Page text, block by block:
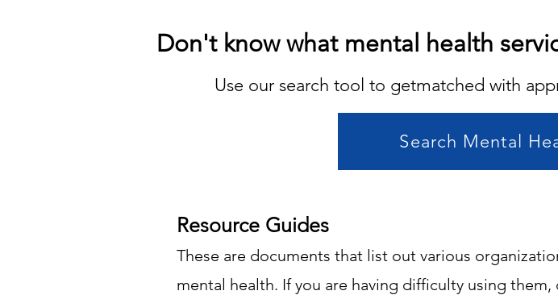
Don't know what mental health
Use our search tool to getmatched with
Search Mental
Resource Guides
These are documents that list out various
mental health. If you are having difficulty using them,